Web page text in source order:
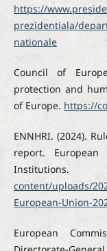
https://
prezidentiala/
nationale
Council of
protection and
of Europe. https://
ENNHRI. (2024).
report.
content/uploads/
European-Union-
European